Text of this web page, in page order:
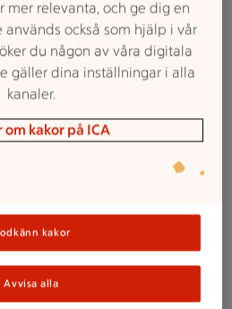
– men det är det definitivt
med blasten kvar, eller
som går lika bra.
är verkligen galet gott.
mer relevanta, och ge dig en
också som hjälp i vår
du någon av våra digitala
gäller dina inställningar i alla
kanaler.
om kakor på ICA
kakor
Avvisa alla